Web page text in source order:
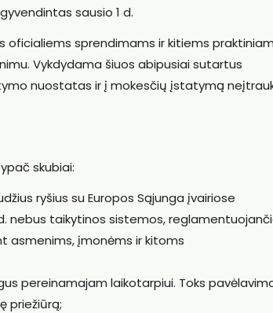
sausio 1 d.
oficialiems sprendimams ir kitiems
Vykdydama šiuos abipusiai sutartus
nuostatas ir į mokesčių įstatymą
skubiai:
ryšius su Europos Sąjunga įvairiose
nebus taikytinos sistemos,
asmenims, įmonėms ir kitoms
pereinamajam laikotarpiui. Toks
priežiūrą;